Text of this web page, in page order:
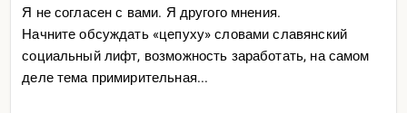
Я не согласен с вами. Я другого мнения.
Начните обсуждать «цепуху» словами славянский
социальный лифт, возможность заработать, на самом
деле тема примирительная...